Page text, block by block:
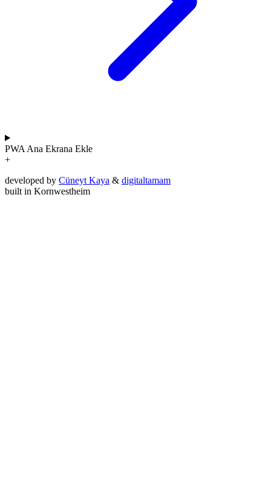
PWA Ana Ekrana Ekle
+
developed by Cüneyt Kaya & digitaltamam
built in Kornwestheim